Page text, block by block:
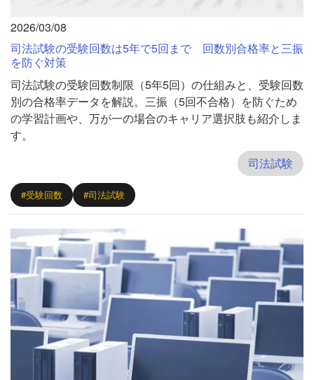
2026/03/08
司法試験の受験回数は5年で5回まで 回数別合格率と三振
を防ぐ対策
司法試験の受験回数制限（5年5回）の仕組みと、受験回数
別の合格率データを解説。三振（5回不合格）を防ぐため
の学習計画や、万が一の場合のキャリア選択肢も紹介しま
す。
司法試験
#受験回数 #司法試験